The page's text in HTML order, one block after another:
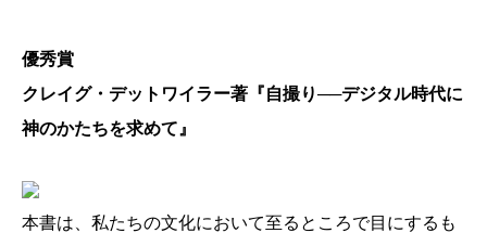
優秀賞
クレイグ・デットワイラー著『自撮り──デジタル時代に
神のかたちを求めて』
本書は、私たちの文化において至るところで目にするも